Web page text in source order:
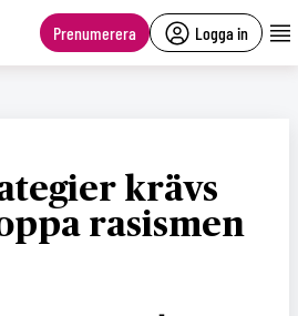
Prenumerera Logga in
krävs
rasismen